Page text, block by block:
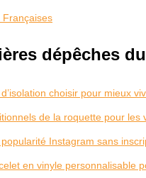
Françaises
dépêches
choisir pour mieux
de la roquette pour les
Instagram sans
en vinyle personnalisable